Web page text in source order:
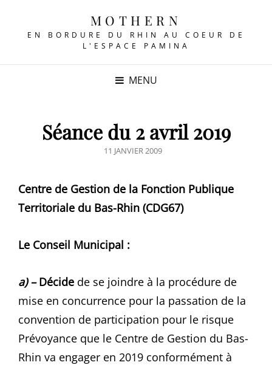
MOTHERN
EN BORDURE DU RHIN AU COEUR DE
L'ESPACE PAMINA
MENU
Séance du 2 avril 2019
POSTED
11 JANVIER 2009
Centre de Gestion de la Fonction Publique
Territoriale du Bas-Rhin (CDG67)
Le Conseil Municipal :
a) –Décide de se joindre à la procédure de
mise en concurrence pour la passation de la
convention de participation pour le risque
Prévoyance que le Centre de Gestion du Bas-
Rhin va engager en 2019 conformément à